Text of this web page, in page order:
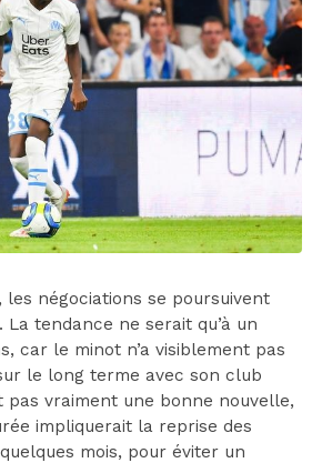
, les négociations se poursuivent
tendance ne serait qu’à un
car le minot n’a visiblement pas
le long terme avec son club
pas vraiment une bonne nouvelle,
impliquerait la reprise des
mois, pour éviter un